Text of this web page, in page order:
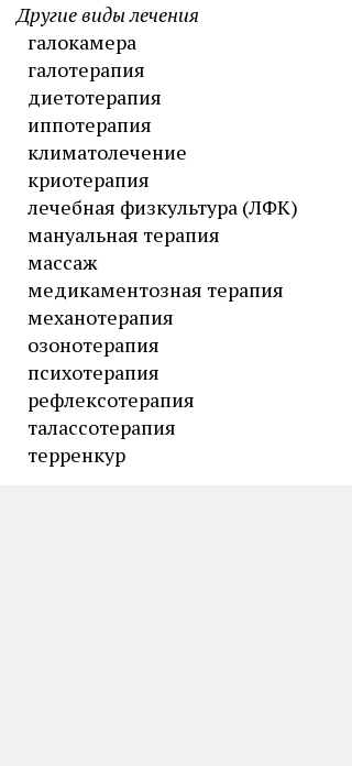
Другие виды лечения
галокамера
галотерапия
диетотерапия
иппотерапия
климатолечение
криотерапия
лечебная физкультура (ЛФК)
мануальная терапия
массаж
медикаментозная терапия
механотерапия
озонотерапия
психотерапия
рефлексотерапия
талассотерапия
терренкур